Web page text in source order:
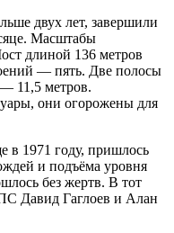
двух лет, завершили
Масштабы
длиной 136 метров
— пять. Две полосы
11,5 метров.
они огорожены для
в 1971 году, пришлось
и подъёма уровня
без жертв. В тот
Давид Гаглоев и Алан